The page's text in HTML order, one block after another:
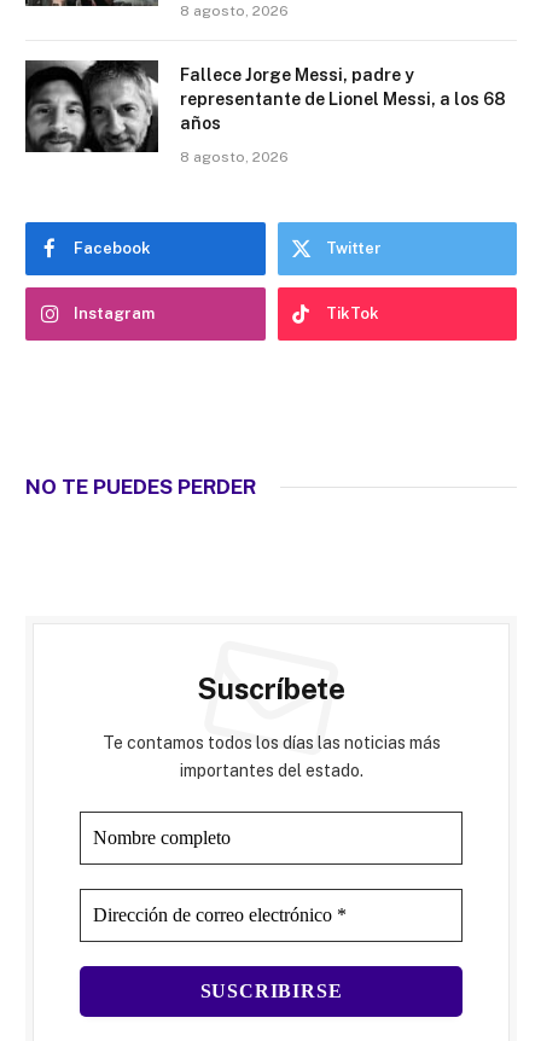
8 agosto, 2026
Fallece Jorge Messi, padre y
representante de Lionel Messi, a los 68
años
8 agosto, 2026
Facebook Twitter
Instagram TikTok
NO TE PUEDES PERDER
Suscríbete
Te contamos todos los días las noticias más
importantes del estado.